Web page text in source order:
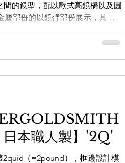
的鏡型，配以歐式高鏡橋以及圓
屬部份的以鏡臂部份展示，其中
龍點睛之細節所在！用色方面透
應該會帶一種冰...
日本職人製】'2Q'
2quid（=2pound），框邊設計模